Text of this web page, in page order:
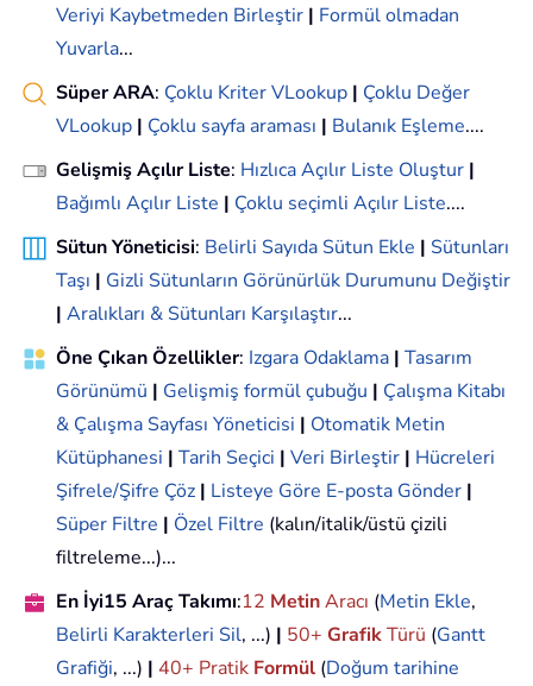
Veriyi Kaybetmeden Birleştir | Formül olmadan
Yuvarla...
Süper ARA: Çoklu Kriter VLookup | Çoklu Değer
VLookup | Çoklu sayfa araması | Bulanık Eşleme....
Gelişmiş Açılır Liste: Hızlıca Açılır Liste Oluştur |
Bağımlı Açılır Liste | Çoklu seçimli Açılır Liste....
Sütun Yöneticisi: Belirli Sayıda Sütun Ekle | Sütunları
Taşı | Gizli Sütunların Görünürlük Durumunu Değiştir
| Aralıkları & Sütunları Karşılaştır...
Öne Çıkan Özellikler: Izgara Odaklama | Tasarım
Görünümü | Gelişmiş formül çubuğu | Çalışma Kitabı
& Çalışma Sayfası Yöneticisi | Otomatik Metin
Kütüphanesi | Tarih Seçici | Veri Birleştir | Hücreleri
Şifrele/Şifre Çöz | Listeye Göre E-posta Gönder |
Süper Filtre | Özel Filtre (kalın/italik/üstü çizili
filtreleme...)...
En İyi15 Araç Takımı:12 MetinAracı (Metin Ekle,
Belirli Karakterleri Sil, ...) | 50+ GrafikTürü (Gantt
Grafiği, ...) | 40+ Pratik Formül (Doğum tarihine